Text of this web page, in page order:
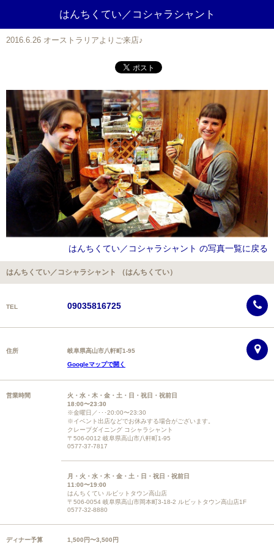
はんちくてい／コシャラシャント
2016.6.26 オーストラリアよりご来店♪
はんちくてい／コシャラシャント の写真一覧に戻る
はんちくてい／コシャラシャント （はんちくてい）
TEL 09035816725
住所
岐阜県高山市八軒町1-95
Googleマップで開く
営業時間
火・水・木・金・土・日・祝日・祝前日
18:00〜23:30
※金曜日／･･･20:00〜23:30
※イベント出店などでお休みする場合がございます。
クレープダイニング コシャラシャント
〒506-0012 岐阜県高山市八軒町1-95
0577-37-7817
月・火・水・木・金・土・日・祝日・祝前日
11:00〜19:00
はんちくてい ルビットタウン高山店
〒506-0054 岐阜県高山市岡本町3-18-2 ルビットタウン高山店1F
0577-32-8880
ディナー予算 1,500円〜3,500円